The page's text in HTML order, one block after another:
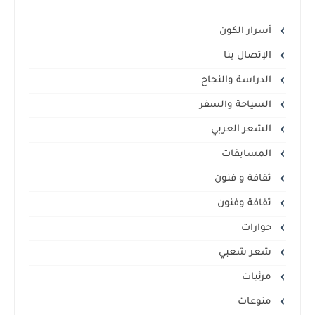
أسرار الكون
الإتصال بنا
الدراسة والنجاح
السياحة والسفر
الشعر العربي
المسابقات
ثقافة و فنون
ثقافة وفنون
حوارات
شعر شعبي
مرئيات
منوعات